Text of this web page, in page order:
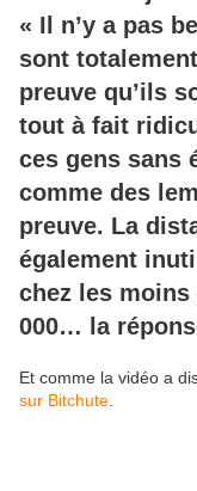
« Il n’y a pas
sont
preuve qu’ils
tout à fait
ces gens sans
comme des
preuve. La
également
chez les moins
000… la
Et comme la vidéo a
sur Bitchute